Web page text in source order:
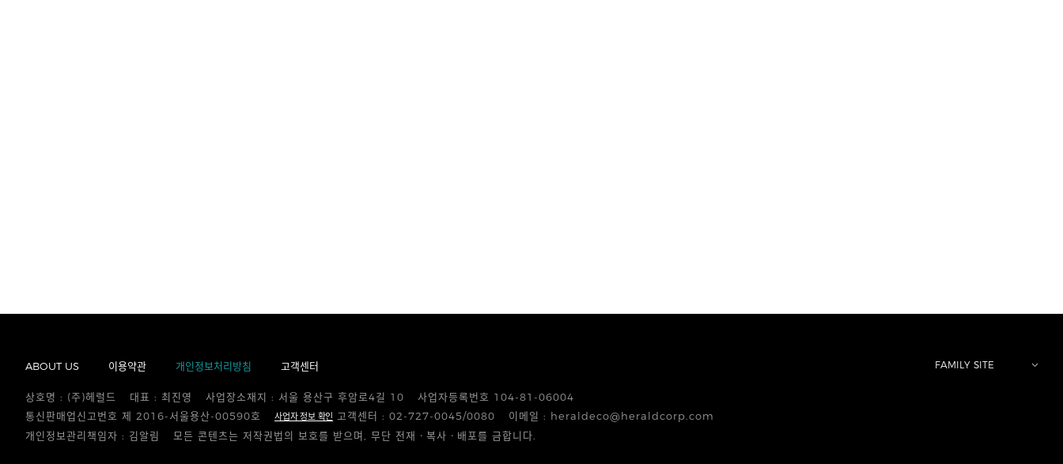
ABOUT US 이용약관 개인정보처리방침 고객센터
상호명 : (주)헤럴드 대표 : 최진영 사업장소재지 : 서울 용산구 후암로4길 10
사업자등록번호 104-81-06004
통신판매업신고번호 제 2016-서울용산-00590호
사업자 정보 확인 고객센터 : 02-727-0045/0080
이메일 : heraldeco@heraldcorp.com
개인정보관리책임자 : 김알림
모든 콘텐츠는 저작권법의 보호를 받으며, 무단 전재ㆍ복사ㆍ배포를 금합니다.
FAMILY SITE